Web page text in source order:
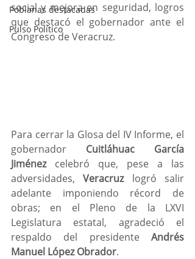
Poblanas destacadas
Pulso Político
social y mejora en seguridad, logros
que destacó el gobernador ante el
Congreso de Veracruz.
Para cerrar la Glosa del IV Informe, el
gobernador Cuitláhuac García
Jiménez celebró que, pese a las
adversidades, Veracruz logró salir
adelante imponiendo récord de
obras; en el Pleno de la LXVI
Legislatura estatal, agradeció el
respaldo del presidente Andrés
Manuel López Obrador.